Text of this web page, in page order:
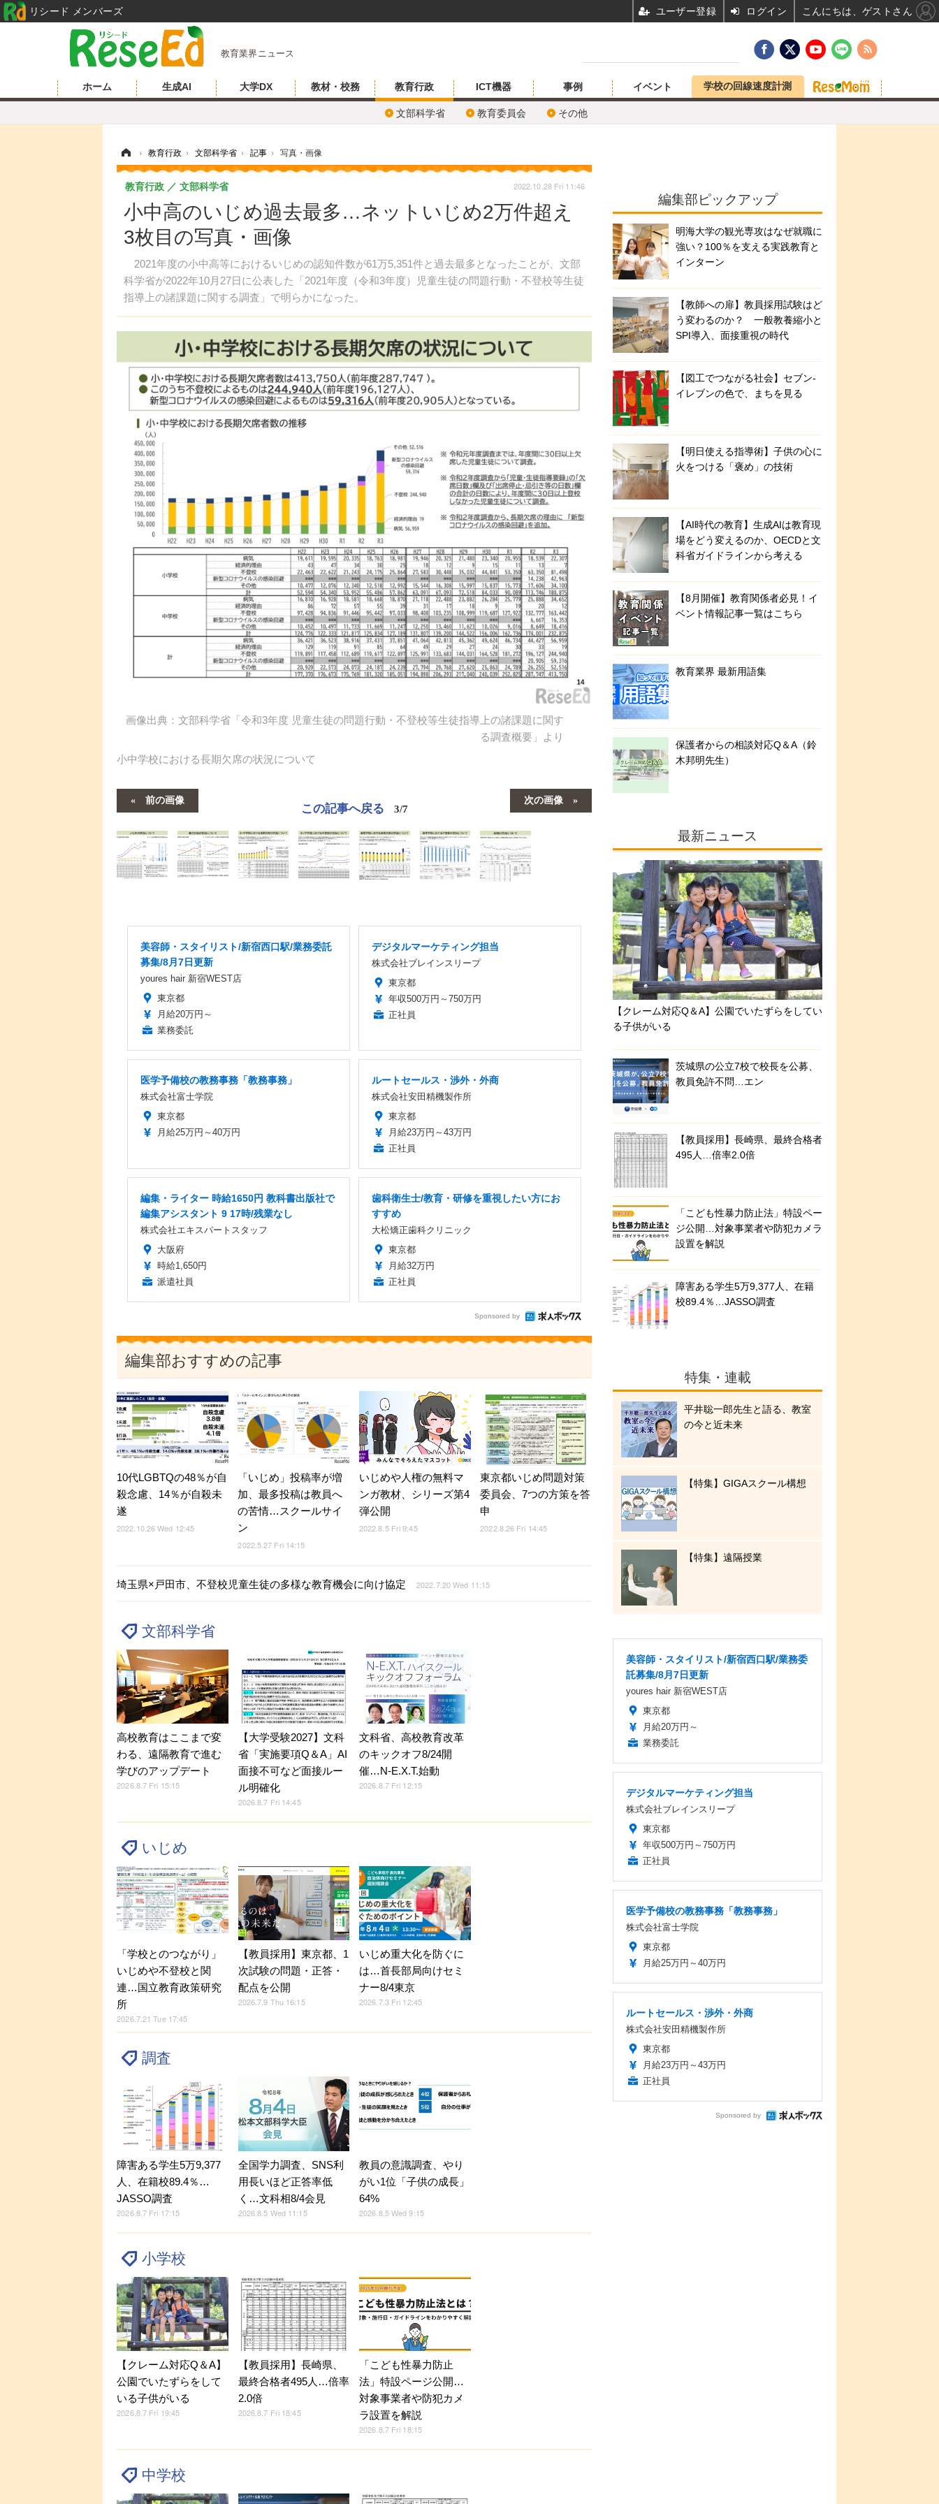
教育業界ニュース
ホーム 生成AI 大学DX 教材・校務 教育行政
文部科学省 教育委員会 その他
ICT機器 事例 イベント 学校の回線速度計測
› 教育行政 › 文部科学省 › 記事 › 写真・画像
小中高のいじめ過去最多…ネットいじめ2万件超え
3枚目の写真・画像
2021年度の小中高等におけるいじめの認知件数が61万5,351件と過去最多となったことが、文部
科学省が2022年10月27日に公表した「2021年度（令和3年度）児童生徒の問題行動・不登校等生徒
指導上の諸課題に関する調査」で明らかになった。
教育行政 文部科学省 2022.10.28 Fri 11:46
画像出典：文部科学省「令和3年度 児童生徒の問題行動・不登校等生徒指導上の諸課題に関す
る調査概要」より
小中学校における長期欠席の状況について
前の画像 次の画像
この記事へ戻る 3/7
美容師・スタイリスト/新宿西口駅/業務委託
募集/8月7日更新
youres hair 新宿WEST店
東京都
月給20万円～
業務委託
デジタルマーケティング担当
株式会社ブレインスリープ
東京都
年収500万円～750万円
正社員
医学予備校の教務事務「教務事務」
株式会社富士学院
東京都
月給25万円～40万円
ルートセールス・渉外・外商
株式会社安田精機製作所
東京都
月給23万円～43万円
正社員
編集・ライター 時給1650円 教科書出版社で
編集アシスタント 9 17時/残業なし
株式会社エキスパートスタッフ
大阪府
時給1,650円
派遣社員
歯科衛生士/教育・研修を重視したい方にお
すすめ
大松矯正歯科クリニック
東京都
月給32万円
正社員
Sponsored by
編集部おすすめの記事
10代LGBTQの48％が自
殺念慮、14％が自殺未
遂
2022.10.26 Wed 12:45
「いじめ」投稿率が増
加、最多投稿は教員へ
の苦情…スクールサイ
ン
2022.5.27 Fri 14:15
いじめや人権の無料マ
ンガ教材、シリーズ第4
弾公開
2022.8.5 Fri 9:45
東京都いじめ問題対策
委員会、7つの方策を答
申
2022.8.26 Fri 14:45
埼玉県×戸田市、不登校児童生徒の多様な教育機会に向け協定 2022.7.20 Wed 11:15
文部科学省
高校教育はここまで変
わる、遠隔教育で進む
学びのアップデート
2026.8.7 Fri 15:15
【大学受験2027】文科
省「実施要項Q＆A」AI
面接不可など面接ルー
ル明確化
2026.8.7 Fri 14:45
文科省、高校教育改革
のキックオフ8/24開
催…N-E.X.T.始動
2026.8.7 Fri 12:15
いじめ
「学校とのつながり」
いじめや不登校と関
連…国立教育政策研究
所
2026.7.21 Tue 17:45
【教員採用】東京都、1
次試験の問題・正答・
配点を公開
2026.7.9 Thu 16:15
いじめ重大化を防ぐに
は…首長部局向けセミ
ナー8/4東京
2026.7.3 Fri 12:45
調査
障害ある学生5万9,377
人、在籍校89.4％…
JASSO調査
2026.8.7 Fri 17:15
全国学力調査、SNS利
用長いほど正答率低
く…文科相8/4会見
2026.8.5 Wed 11:15
教員の意識調査、やり
がい1位「子供の成長」
64%
2026.8.5 Wed 9:15
小学校
【クレーム対応Q＆A】
公園でいたずらをして
いる子供がいる
2026.8.7 Fri 19:45
【教員採用】長崎県、
最終合格者495人…倍率
2.0倍
2026.8.7 Fri 18:45
「こども性暴力防止
法」特設ページ公開…
対象事業者や防犯カメ
ラ設置を解説
2026.8.7 Fri 18:15
中学校
編集部ピックアップ
明海大学の観光専攻はなぜ就職に
強い？100％を支える実践教育と
インターン
【教師への扉】教員採用試験はど
う変わるのか？ 一般教養縮小と
SPI導入、面接重視の時代
【図工でつながる社会】セブン‐
イレブンの色で、まちを見る
【明日使える指導術】子供の心に
火をつける「褒め」の技術
【AI時代の教育】生成AIは教育現
場をどう変えるのか、OECDと文
科省ガイドラインから考える
【8月開催】教育関係者必見！イ
ベント情報記事一覧はこちら
教育業界 最新用語集
保護者からの相談対応Q＆A（鈴
木邦明先生）
最新ニュース
【クレーム対応Q＆A】公園でいたずらをしてい
る子供がいる
茨城県の公立7校で校長を公募、
教員免許不問…エン
【教員採用】長崎県、最終合格者
495人…倍率2.0倍
「こども性暴力防止法」特設ペー
ジ公開…対象事業者や防犯カメラ
設置を解説
障害ある学生5万9,377人、在籍
校89.4％…JASSO調査
特集・連載
平井聡一郎先生と語る、教室
の今と近未来
【特集】GIGAスクール構想
【特集】遠隔授業
美容師・スタイリスト/新宿西口駅/業務委
託募集/8月7日更新
youres hair 新宿WEST店
東京都
月給20万円～
業務委託
デジタルマーケティング担当
株式会社ブレインスリープ
東京都
年収500万円～750万円
正社員
医学予備校の教務事務「教務事務」
株式会社富士学院
東京都
月給25万円～40万円
ルートセールス・渉外・外商
株式会社安田精機製作所
東京都
月給23万円～43万円
正社員
Sponsored by
リシード メンバーズ ユーザー登録 ログイン こんにちは、ゲストさん